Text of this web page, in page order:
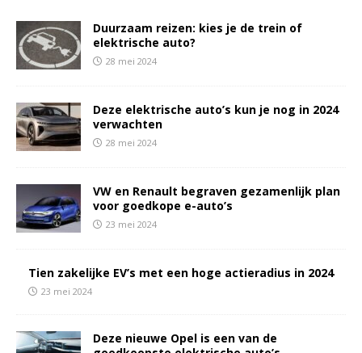
Duurzaam reizen: kies je de trein of
elektrische auto?
28 mei 2024
Deze elektrische auto’s kun je nog in 2024
verwachten
28 mei 2024
VW en Renault begraven gezamenlijk plan
voor goedkope e-auto’s
23 mei 2024
Tien zakelijke EV’s met een hoge actieradius in 2024
23 mei 2024
Deze nieuwe Opel is een van de